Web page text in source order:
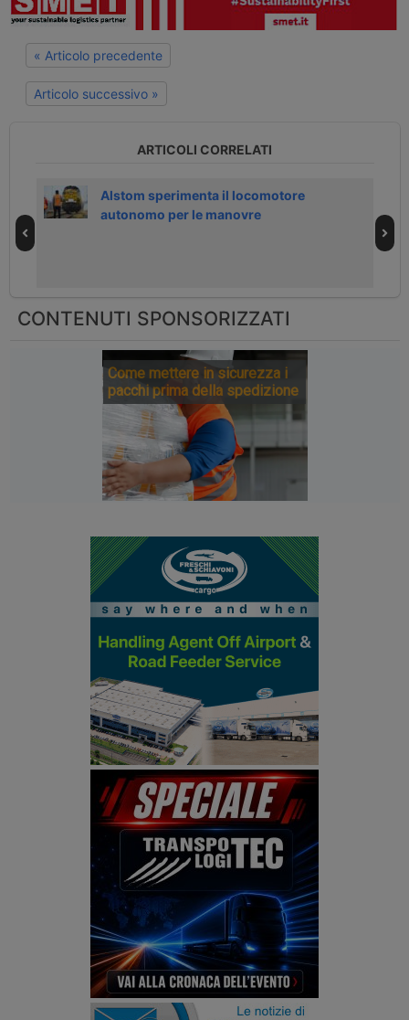
« Articolo precedente
Articolo successivo »
ARTICOLI CORRELATI
Alstom sperimenta il locomotore
autonomo per le manovre
CONTENUTI SPONSORIZZATI
Come mettere in sicurezza i
pacchi prima della spedizione